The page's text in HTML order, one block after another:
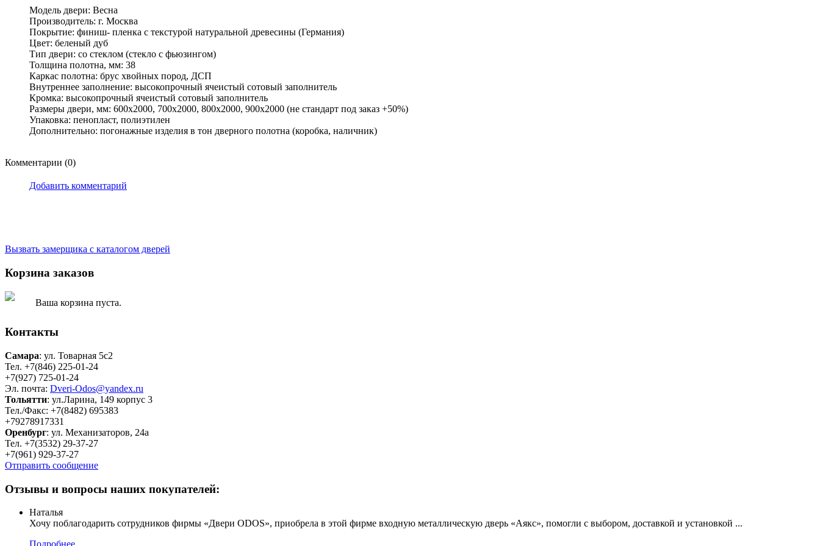
Модель двери: Весна
Производитель: г. Москва
Покрытие: финиш- пленка с текстурой натуральной древесины (Германия)
Цвет: беленый дуб
Тип двери: со стеклом (стекло с фьюзингом)
Толщина полотна, мм: 38
Каркас полотна: брус хвойных пород, ДСП
Внутреннее заполнение: высокопрочный ячеистый сотовый заполнитель
Кромка: высокопрочный ячеистый сотовый заполнитель
Размеры двери, мм: 600х2000, 700х2000, 800х2000, 900х2000 (не стандарт под заказ +50%)
Упаковка: пенопласт, полиэтилен
Дополнительно: погонажные изделия в тон дверного полотна (коробка, наличник)
Комментарии (0)
Добавить комментарий
Вызвать замерщика с каталогом дверей
Корзина заказов
Ваша корзина пуста.
Контакты
Самара: ул. Товарная 5c2
Тел. +7(846) 225-01-24
+7(927) 725-01-24
Эл. почта: Dveri-Odos@yandex.ru
Тольятти: ул.Ларина, 149 корпус 3
Тел./Факс: +7(8482) 695383
+79278917331
Оренбург: ул. Механизаторов, 24а
Тел. +7(3532) 29-37-27
+7(961) 929-37-27
Отправить сообщение
Отзывы и вопросы наших покупателей:
Наталья
Хочу поблагодарить сотрудников фирмы «Двери ODOS», приобрела в этой фирме входную металлическую дверь «Аякс», помогли с выбором, доставкой и установкой ...